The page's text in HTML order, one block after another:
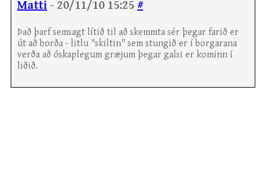
Matti - 20/11/10 15:25 #
Það þarf semsagt lítið til að skemmta sér þegar farið er
út að borða - litlu "skiltin" sem stungið er í borgarana
verða að óskaplegum græjum þegar galsi er kominn í
liðið.